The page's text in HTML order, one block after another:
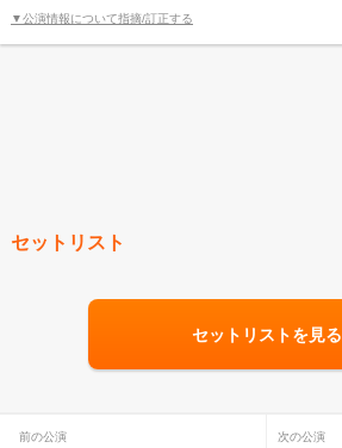
▼公演情報について指摘/訂正する
セットリスト
セットリストを見る
前の公演 次の公演